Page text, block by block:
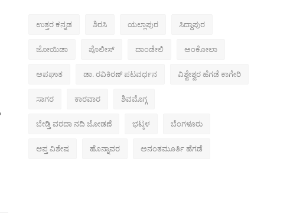
ಉತ್ತರ ಕನ್ನಡ ಶಿರಸಿ ಯಲ್ಲಾಪುರ ಸಿದ್ದಾಪುರ
ಜೋಯಿಡಾ ಪೊಲೀಸ್‌ ದಾಂಡೇಲಿ ಅಂಕೋಲಾ
ಅಪಘಾತ ಡಾ. ರವಿಕಿರಣ್ ಪಟವರ್ಧನ ವಿಶ್ವೇಶ್ವರ ಹೆಗಡೆ ಕಾಗೇರಿ
ಸಾಗರ ಕಾರವಾರ ಶಿವಮೊಗ್ಗ
ಬೇಡ್ತಿ ವರದಾ ನದಿ ಜೋಡಣೆ ಭಟ್ಕಳ ಬೆಂಗಳೂರು
ಆಪ್ತ ವಿಶೇಷ ಹೊನ್ನಾವರ ಅನಂತಮೂರ್ತಿ ಹೆಗಡೆ